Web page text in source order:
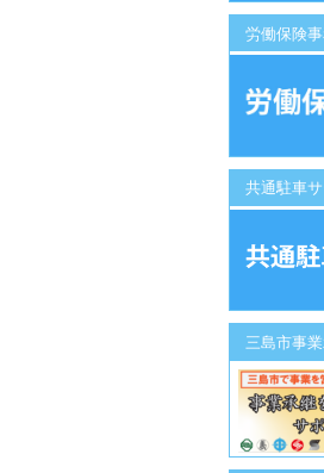
労働保険
共通駐車
三島市事